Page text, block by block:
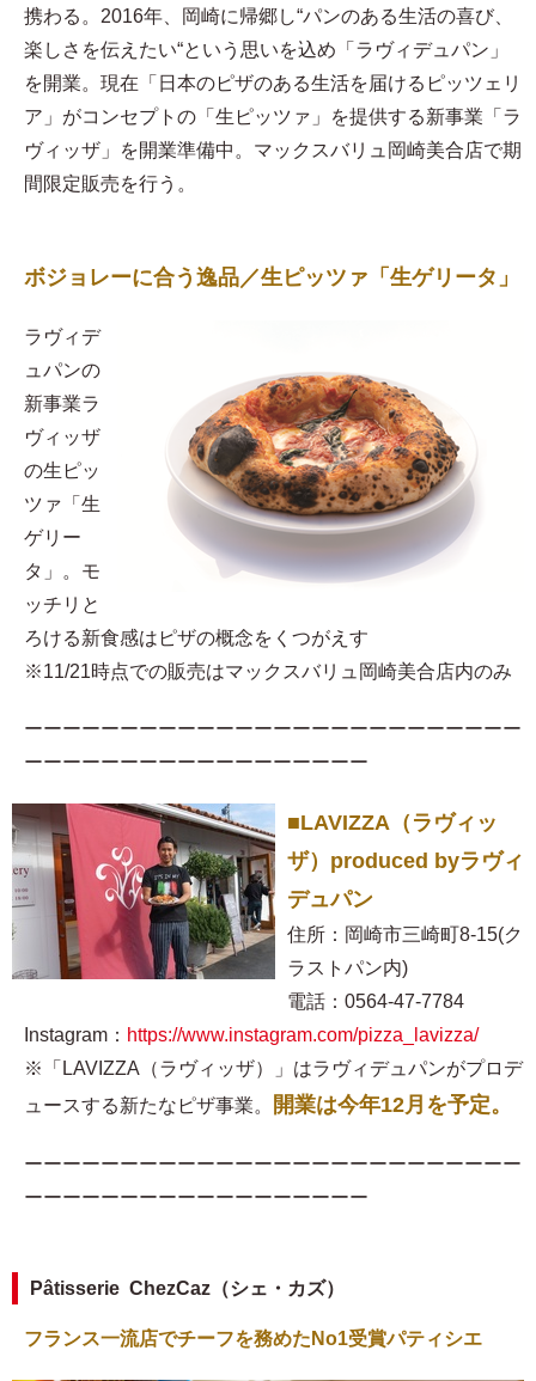
携わる。2016年、岡崎に帰郷し“パンのある生活の喜び、
楽しさを伝えたい“という思いを込め「ラヴィデュパン」
を開業。現在「日本のピザのある生活を届けるピッツェリ
ア」がコンセプトの「生ピッツァ」を提供する新事業「ラ
ヴィッザ」を開業準備中。マックスバリュ岡崎美合店で期
間限定販売を行う。
ボジョレーに合う逸品／生ピッツァ「生ゲリータ」
ラヴィデ
ュパンの
新事業ラ
ヴィッザ
の生ピッ
ツァ「生
ゲリー
タ」。モ
ッチリと
ろける新食感はピザの概念をくつがえす
※11/21時点での販売はマックスバリュ岡崎美合店内のみ
ーーーーーーーーーーーーーーーーーーーーーーーーーー
ーーーーーーーーーーーーーーーーーー
■LAVIZZA（ラヴィッ
ザ）produced byラヴィ
デュパン
住所：岡崎市三崎町8-15(ク
ラストパン内)
電話：0564-47-7784
Instagram： https://www.instagram.com/pizza_lavizza/
※「LAVIZZA（ラヴィッザ）」はラヴィデュパンがプロデ
ュースする新たなピザ事業。
開業は今年12月を予定。
ーーーーーーーーーーーーーーーーーーーーーーーーーー
ーーーーーーーーーーーーーーーーーー
Pâtisserie ChezCaz（シェ・カズ）
フランス一流店でチーフを務めたNo1受賞パティシエ